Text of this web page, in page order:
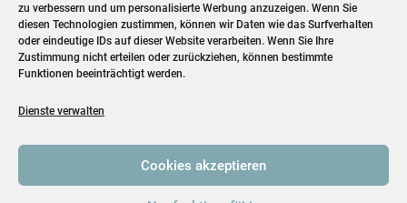
zu verbessern und um personalisierte Werbung anzuzeigen. Wenn Sie
diesen Technologien zustimmen, können wir Daten wie das Surfverhalten
oder eindeutige IDs auf dieser Website verarbeiten. Wenn Sie Ihre
Zustimmung nicht erteilen oder zurückziehen, können bestimmte
Funktionen beeinträchtigt werden.
Dienste verwalten
Cookies akzeptieren
« Ältere Einträge Nächste Einträge »